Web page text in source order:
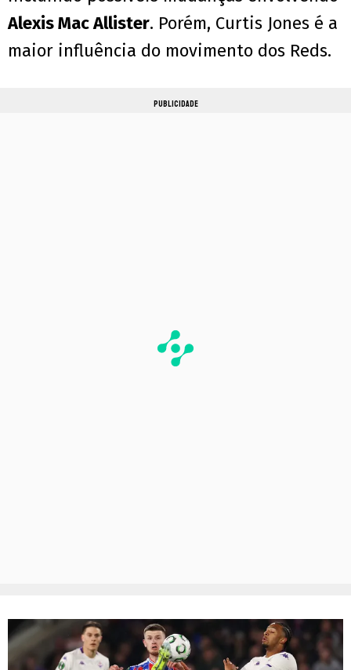
Alexis Mac Allister. Porém, Curtis Jones é a
maior influência do movimento dos Reds.
PUBLICIDADE